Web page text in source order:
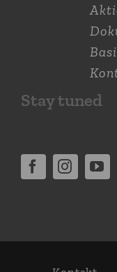
Stay tuned